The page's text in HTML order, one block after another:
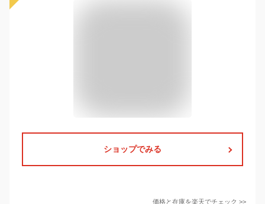
ショップでみる
価格と在庫を楽天でチェック >>